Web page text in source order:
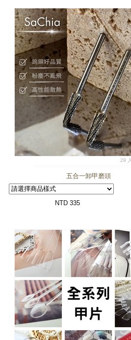
29
五合一卸甲磨頭
NTD 335